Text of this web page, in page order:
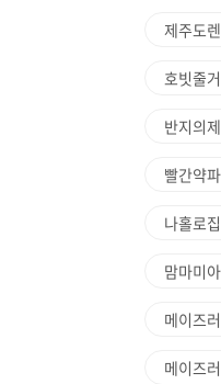
제주도
호빗줄
반지의
빨간약
나홀로
맘마미
메이즈
메이즈